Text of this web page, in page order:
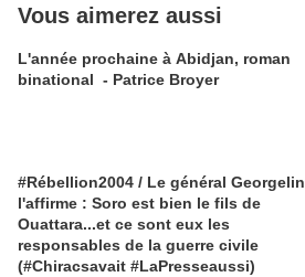
Vous aimerez aussi
L'année prochaine à Abidjan, roman
binational - Patrice Broyer
#Rébellion2004 / Le général Georgelin
l'affirme : Soro est bien le fils de
Ouattara...et ce sont eux les
responsables de la guerre civile
(#Chiracsavait #LaPresseaussi)